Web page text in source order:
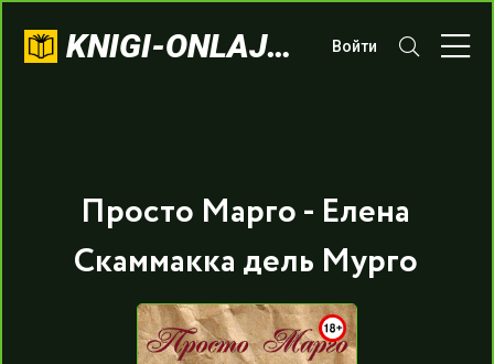
KNIGI-ONLAJN.COM Войти
Просто Марго - Елена
Скаммакка дель Мурго